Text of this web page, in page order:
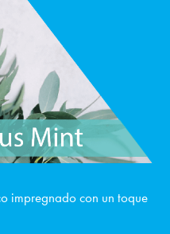
impregnado con un toque